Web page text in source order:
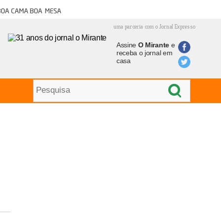
cama boa mesa
uma parceria com o Jornal Expresso
Assine O Mirantee
receba o jornal em
casa